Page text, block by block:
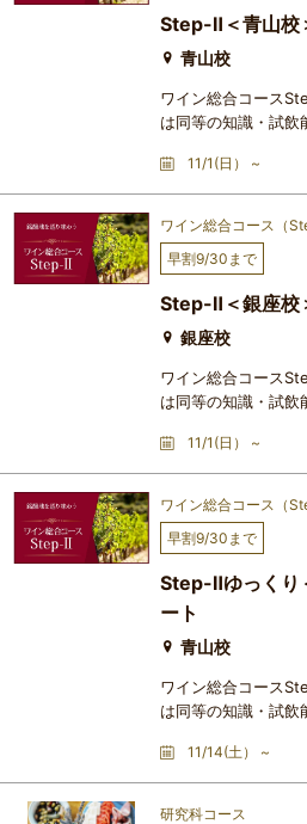
分析。五感で捉えた
Step-Ⅱ＜青山校
青山校
ワイン総合コース
は同等の知識・試飲
インエキスパート資
めしています）
「その土地らしさ
の香りや味わいには
く映し出されるとい
ていきます。16週間
11/1(日） ~
ワイン総合コース（
早割9/30まで
Step-Ⅱ＜銀座校
銀座校
ワイン総合コース
は同等の知識・試飲
インエキスパート資
めしています）
「その土地らしさ
の香りや味わいには
く映し出されるとい
ていきます。16週間
11/1(日） ~
ワイン総合コース（
早割9/30まで
Step-Ⅱゆっくり
ート
青山校
ワイン総合コース
は同等の知識・試飲
インエキスパート資
めしています）
「その土地らしさ
11/14(土） ~
研究科コース